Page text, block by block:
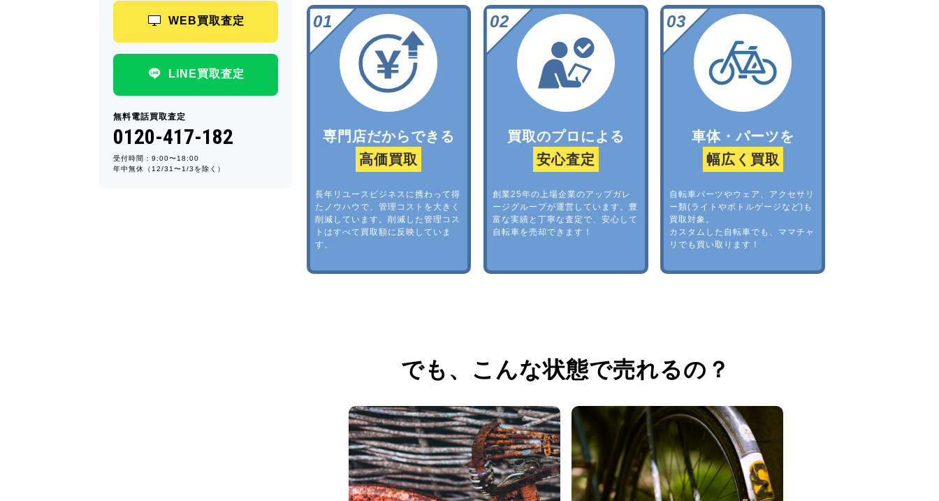
専門店だからできる
高価買取
長年リユースビジネスに携わって得
たノウハウで、管理コストを大きく
削減しています。削減した管理コス
トはすべて買取額に反映していま
す。
買取のプロによる
安心査定
創業25年の上場企業のアップガレ
ージグループが運営しています。豊
富な実績と丁寧な査定で、安心して
自転車を売却できます！
車体・パーツを
幅広く買取
自転車パーツやウェア、アクセサリ
ー類(ライトやボトルゲージなど)も
買取対象。
カスタムした自転車でも、ママチャ
リでも買い取ります！
でも、 こんな状態で売れるの？
WEB買取査定
LINE買取査定
無料電話買取査定
0120-417-182
受付時間：9:00〜18:00
年中無休（12/31〜1/3を除く）